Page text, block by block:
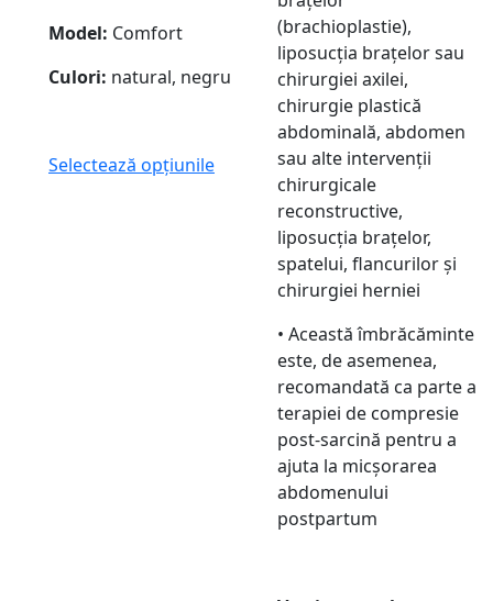
Model: Comfort
Culori: natural, negru
Selectează opțiunile
(brachioplastie),
liposucția brațelor sau
chirurgiei axilei,
chirurgie plastică
abdominală, abdomen
sau alte intervenții
chirurgicale
reconstructive,
liposucția brațelor,
spatelui, flancurilor și
chirurgiei herniei
• Această îmbrăcăminte
este, de asemenea,
recomandată ca parte a
terapiei de compresie
post-sarcină pentru a
ajuta la micșorarea
abdomenului
postpartum